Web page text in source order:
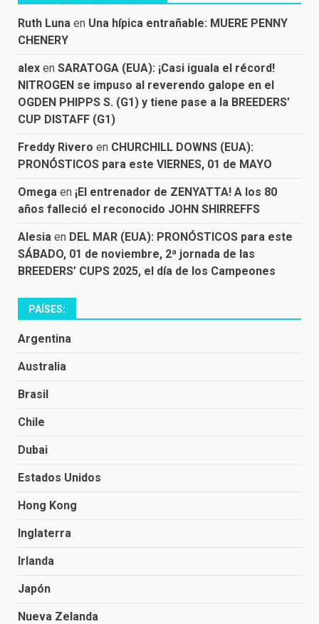
Ruth Luna en Una hípica entrañable: MUERE PENNY
CHENERY
alex en SARATOGA (EUA): ¡Casi iguala el récord!
NITROGEN se impuso al reverendo galope en el
OGDEN PHIPPS S. (G1) y tiene pase a la BREEDERS’
CUP DISTAFF (G1)
Freddy Rivero en CHURCHILL DOWNS (EUA):
PRONÓSTICOS para este VIERNES, 01 de MAYO
Omega en ¡El entrenador de ZENYATTA! A los 80
años falleció el reconocido JOHN SHIRREFFS
Alesia en DEL MAR (EUA): PRONÓSTICOS para este
SÁBADO, 01 de noviembre, 2ª jornada de las
BREEDERS’ CUPS 2025, el día de los Campeones
PAÍSES:
Argentina
Australia
Brasil
Chile
Dubai
Estados Unidos
Hong Kong
Inglaterra
Irlanda
Japón
Nueva Zelanda